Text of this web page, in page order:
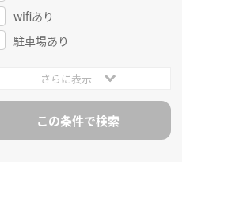
wifiあり
駐車場あり
さらに表示